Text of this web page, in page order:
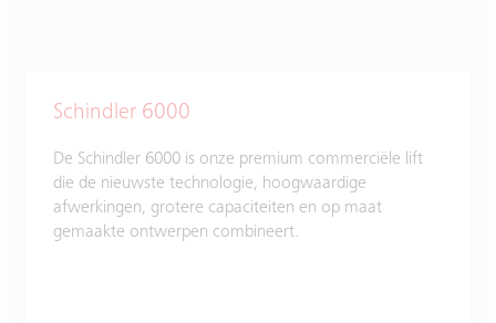
Schindler 6000
De Schindler 6000 is onze premium commerciële lift
die de nieuwste technologie, hoogwaardige
afwerkingen, grotere capaciteiten en op maat
gemaakte ontwerpen combineert.